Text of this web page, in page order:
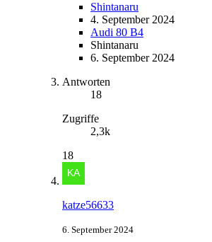
Shintanaru
4. September 2024
Audi 80 B4
Shintanaru
6. September 2024
Antworten
18
Zugriffe
2,3k
18
katze56633
6. September 2024